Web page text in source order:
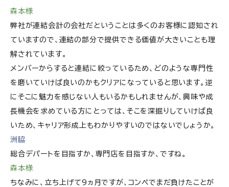
森本様
弊社が連結会計の会社だということは多くのお客様に認知され
ていますので、連結の部分で提供できる価値が大きいことも理
解されています。
メンバーからすると連結に絞っているため、どのような専門性
を磨いていけば良いのかもクリアになっていると思います。逆
にそこに魅力を感じない人もいるかもしれませんが、興味や成
長機会を求めている方にとっては、そこを深掘りしていけば良
いため、キャリア形成上もわかりやすいのではないでしょうか。
洲脇
総合デパートを目指すか、専門店を目指すか、ですね。
森本様
ちなみに、立ち上げて9ヵ月ですが、コンペでまだ負けたことが